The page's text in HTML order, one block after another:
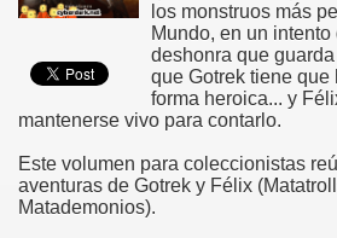
los monstruos más
Mundo, en un
deshonra que
que Gotrek tiene que
forma heroica... y
mantenerse vivo para contarlo.
Este volumen para coleccionistas
aventuras de Gotrek y Félix
Matademonios).